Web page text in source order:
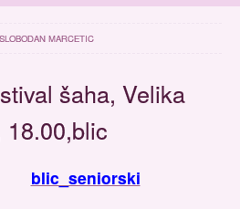
SLOBODAN MARCETIC
šaha, Velika
18.00,blic
blic_seniorski